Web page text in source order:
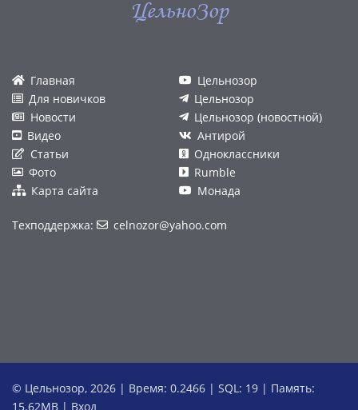
ЦельноЗор
Главная
Для новичков
Новости
Видео
Статьи
Фото
Карта сайта
Цельнозор
Цельнозор
Цельнозор (новостной)
Антирой
Одноклассники
Rumble
Монада
Техподдержка: celnozor@yahoo.com
© Цельнозор, 2026 | Время: 0.2466 | SQL: 19 | Память:
15.62MB | Вход